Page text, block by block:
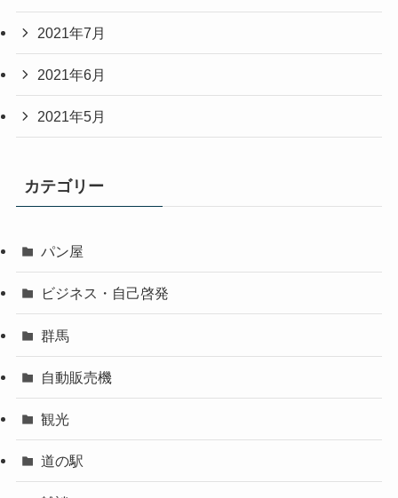
2021年7月
2021年6月
2021年5月
カテゴリー
パン屋
ビジネス・自己啓発
群馬
自動販売機
観光
道の駅